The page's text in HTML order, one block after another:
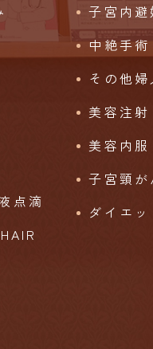
点滴
子宮内避
中絶手術
その他
美容注射
美容内服
子宮頸が
ダイエッ